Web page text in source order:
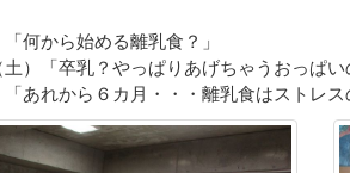
何から始める離乳食？」
土）「卒乳？やっぱりあげちゃうおっぱい
「あれから６カ月・・・離乳食はストレス